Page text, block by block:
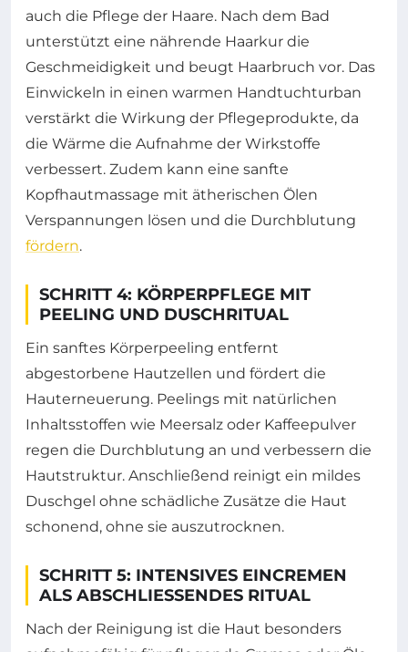
auch die Pflege der Haare. Nach dem Bad
unterstützt eine nährende Haarkur die
Geschmeidigkeit und beugt Haarbruch vor. Das
Einwickeln in einen warmen Handtuchturban
verstärkt die Wirkung der Pflegeprodukte, da
die Wärme die Aufnahme der Wirkstoffe
verbessert. Zudem kann eine sanfte
Kopfhautmassage mit ätherischen Ölen
Verspannungen lösen und die Durchblutung
fördern.
SCHRITT 4: KÖRPERPFLEGE MIT
PEELING UND DUSCHRITUAL
Ein sanftes Körperpeeling entfernt
abgestorbene Hautzellen und fördert die
Hauterneuerung. Peelings mit natürlichen
Inhaltsstoffen wie Meersalz oder Kaffeepulver
regen die Durchblutung an und verbessern die
Hautstruktur. Anschließend reinigt ein mildes
Duschgel ohne schädliche Zusätze die Haut
schonend, ohne sie auszutrocknen.
SCHRITT 5: INTENSIVES EINCREMEN
ALS ABSCHLIESSENDES RITUAL
Nach der Reinigung ist die Haut besonders